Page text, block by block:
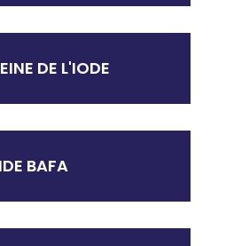
DE L'IODE
BAFA